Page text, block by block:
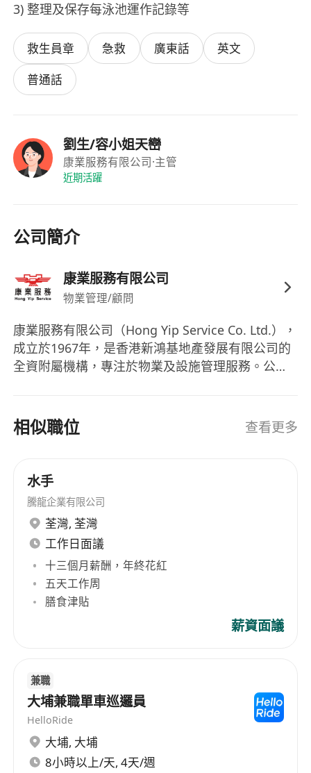
3) 整理及保存每泳池運作記錄等
救生員章 急救 廣東話
英文
普通話
劉生/容小姐天巒
康業服務有限公司·主管
近期活躍
公司簡介
康業服務有限公司
物業管理/顧問
康業服務有限公司（Hong Yip Service Co. Ltd.），
成立於1967年，是香港新鴻基地產發展有限公司的
全資附屬機構，專注於物業及設施管理服務。公司
化了其在行業中的領導地位。康業服務的業務範圍
廣泛，管理的物業超過1700幢，範疇包括私人住
等多種類型，展現了其在物業及設施管理方面的豐
富經驗和專業能力。 Hong Yip Service Co. Ltd.,
established in 1967, is a wholly owned
subsidiary of New World Development
Company Limited, focusing on property and
facilities management services. Since its
inception, the company has been renowned for
its professional property management services,
which were formally acquired by New World
Development in 1973, further solidifying its
Service's scope of business is extensive,
managing over 1700 properties including
private residences, luxury homes, office
buildings, shopping malls, car parks, schools,
and sports complexes, showcasing its rich
experience and expertise in property and facility
相似職位 查看更多
水手
騰龍企業有限公司
荃灣, 荃灣
工作日面議
十三個月薪酬，年終花紅
五天工作周
膳食津貼
薪資面議
兼職
大埔兼職單車巡邏員
HelloRide
大埔, 大埔
8小時以上/天, 4天/週